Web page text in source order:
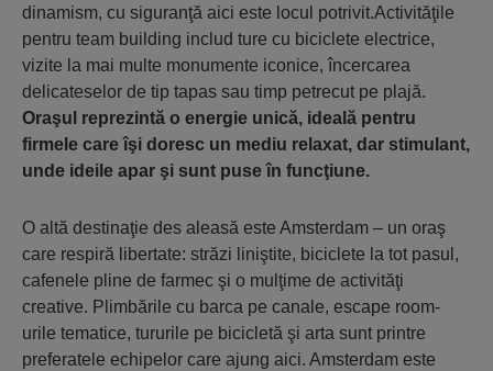
dinamism, cu siguranţă aici este locul potrivit.Activităţile
pentru team building includ ture cu biciclete electrice,
vizite la mai multe monumente iconice, încercarea
delicateselor de tip tapas sau timp petrecut pe plajă.
Oraşul reprezintă o energie unică, ideală pentru
firmele care îşi doresc un mediu relaxat, dar stimulant,
unde ideile apar şi sunt puse în funcţiune.
O altă destinaţie des aleasă este Amsterdam – un oraş
care respiră libertate: străzi liniştite, biciclete la tot pasul,
cafenele pline de farmec şi o mulţime de activităţi
creative. Plimbările cu barca pe canale, escape room-
urile tematice, tururile pe bicicletă şi arta sunt printre
preferatele echipelor care ajung aici. Amsterdam este